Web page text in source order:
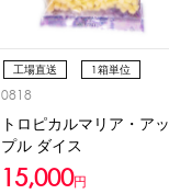
工場直送
1箱単位
冷凍
0818
トロピカルマリア・アッ
プル ダイス
15,000円